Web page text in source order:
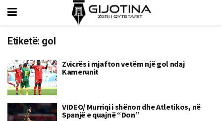
Etiketë: gol
Zvicrës i mjafton vetëm një gol ndaj
Kamerunit
VIDEO/ Murriqi i shënon dhe Atletikos, në
Spanjë e quajnë “Don”